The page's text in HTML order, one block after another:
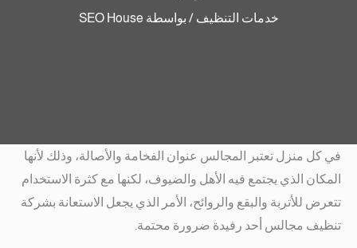
خدمات التنظيف/ بواسطة SEO House
في كل منزل تعتبر المجالس عنوان الفخامة والأصالة، وذلك لأنها
المكان الذي يجتمع فيه الأهل والضيوف، لكنها مع كثرة الاستخدام
تتعرض للأتربة والبقع والروائح، الأمر الذي يجعل الاستعانة بشركة
تنظيف مجالس أحد رفيدة ضرورة محتمة.